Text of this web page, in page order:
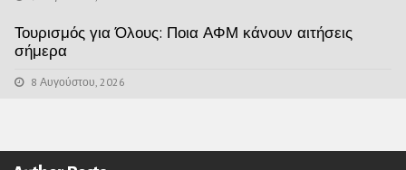
Τουρισμός για Όλους: Ποια ΑΦΜ κάνουν αιτήσεις
σήμερα
8 Αυγούστου, 2026